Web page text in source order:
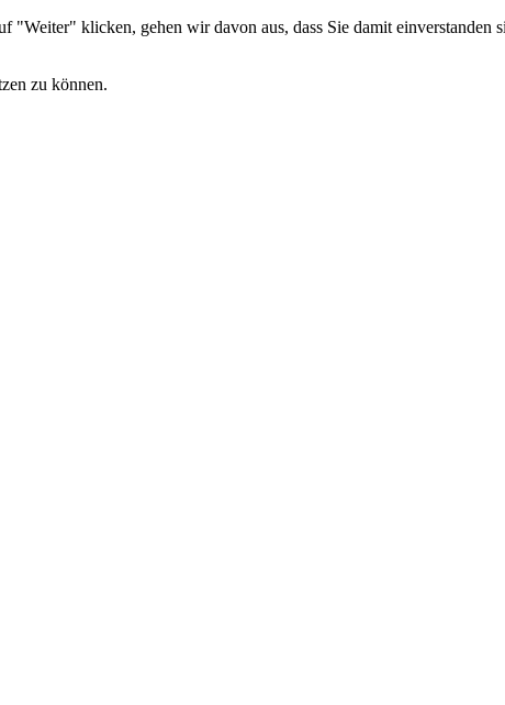
"Weiter" klicken, gehen wir davon aus, dass Sie damit einverstanden
zu können.